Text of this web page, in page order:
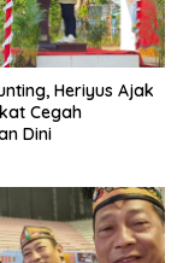
Heriyus Ajak
Cegah
Dini